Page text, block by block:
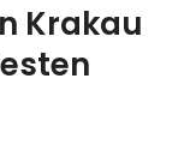
Krakau